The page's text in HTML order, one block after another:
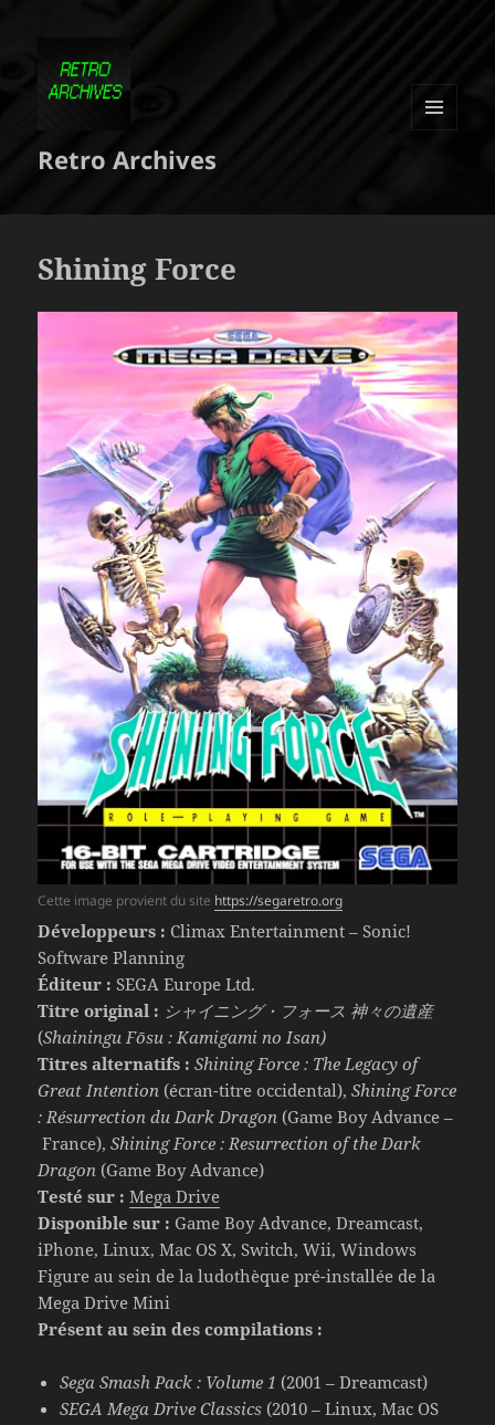
Retro Archives
Shining Force
Cette image provient du site https://segaretro.org
Développeurs : Climax Entertainment – Sonic!
Software Planning
Éditeur :SEGA Europe Ltd.
Titre original : シャイニング・フォース 神々の遺産
(Shainingu Fōsu : Kamigami no Isan)
Titres alternatifs : Shining Force : The Legacy of
Great Intention (écran-titre occidental),Shining Force
: Résurrection du Dark Dragon (Game Boy Advance –
France),Shining Force : Resurrection of the Dark
Dragon (Game Boy Advance)
Testé sur : Mega Drive
Disponible sur : Game Boy Advance, Dreamcast,
iPhone, Linux, Mac OS X, Switch, Wii, Windows
Figure au sein de la ludothèque pré-installée de la
Mega Drive Mini
Présent au sein des compilations :
Sega Smash Pack : Volume 1 (2001 – Dreamcast)
SEGA Mega Drive Classics (2010 – Linux, Mac OS